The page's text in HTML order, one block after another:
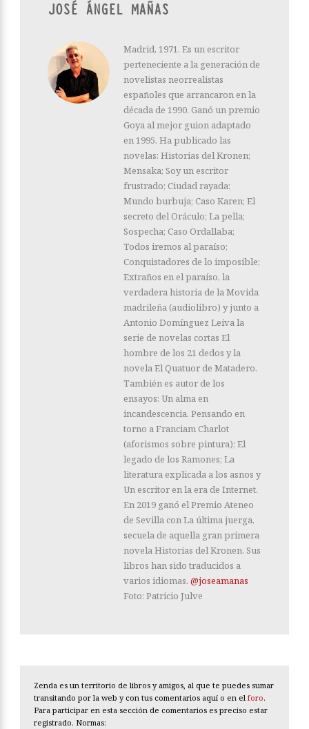
JOSÉ ÁNGEL MAÑAS
Madrid, 1971. Es un escritor
perteneciente a la generación de
novelistas neorrealistas
españoles que arrancaron en la
década de 1990. Ganó un premio
Goya al mejor guion adaptado
en 1995. Ha publicado las
novelas: Historias del Kronen;
Mensaka; Soy un escritor
frustrado; Ciudad rayada;
Mundo burbuja; Caso Karen; El
secreto del Oráculo; La pella;
Sospecha; Caso Ordallaba;
Todos iremos al paraíso;
Conquistadores de lo imposible;
Extraños en el paraíso, la
verdadera historia de la Movida
madrileña (audiolibro) y junto a
Antonio Domínguez Leiva la
serie de novelas cortas El
hombre de los 21 dedos y la
novela El Quatuor de Matadero.
También es autor de los
ensayos: Un alma en
incandescencia. Pensando en
torno a Franciam Charlot
(aforismos sobre pintura); El
legado de los Ramones; La
literatura explicada a los asnos y
Un escritor en la era de Internet.
En 2019 ganó el Premio Ateneo
de Sevilla con La última juerga,
secuela de aquella gran primera
novela Historias del Kronen. Sus
libros han sido traducidos a
varios idiomas. @joseamanas
Foto: Patricio Julve
Zenda es un territorio de libros y amigos, al que te puedes sumar
transitando por la web y con tus comentarios aquí o en el foro.
Para participar en esta sección de comentarios es preciso estar
registrado. Normas: